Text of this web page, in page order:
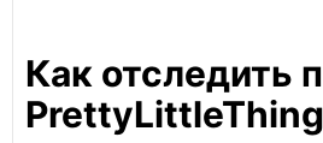
Как отследить
PrettyLittleThing